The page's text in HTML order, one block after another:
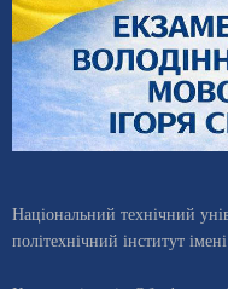
Національний технічний
політехнічний інститут